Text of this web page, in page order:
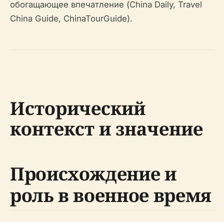
обогащающее впечатление (China Daily, Travel
China Guide, ChinaTourGuide).
Исторический
контекст и значение
Происхождение и
роль в военное время